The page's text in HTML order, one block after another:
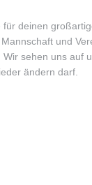
deinen
und
sehen uns auf
ändern darf.